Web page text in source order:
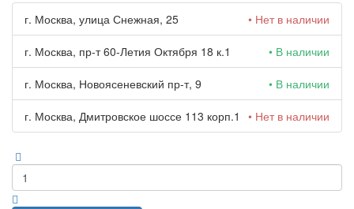
г. Москва, улица Снежная, 25 • Нет в наличии
г. Москва, пр-т 60-Летия Октября 18 к.1 • В наличии
г. Москва, Новоясеневский пр-т, 9 • В наличии
г. Москва, Дмитровское шоссе 113 корп.1 • Нет в наличии